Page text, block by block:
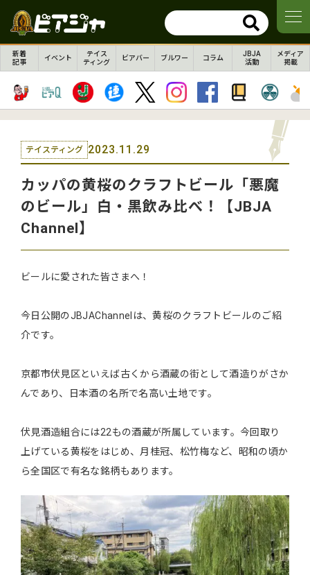
新着
記事
イベント
テイス
ティング
ビアバー ブルワー コラム
JBJA
活動
メディア
掲載
テイスティング 2023.11.29
カッパの黄桜のクラフトビール「悪魔
のビール」白・黒飲み比べ！【JBJA
Channel】
ビールに愛された皆さまへ！
今日公開のJBJAChannelは、黄桜のクラフトビールのご紹
介です。
京都市伏見区といえば古くから酒蔵の街として酒造りがさか
んであり、日本酒の名所で名高い土地です。
伏見酒造組合には22もの酒蔵が所属しています。今回取り
上げている黄桜をはじめ、月桂冠、松竹梅など、昭和の頃か
ら全国区で有名な銘柄もあります。